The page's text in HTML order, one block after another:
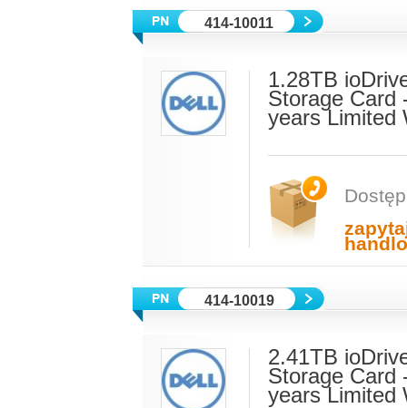
414-10011
1.28TB
Storage Card
years Limited
414-10019
2.41TB
Storage Card
years Limited